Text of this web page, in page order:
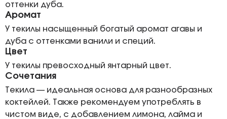
оттенки дуба.
Аромат
У текилы насыщенный богатый аромат агавы и
дуба с оттенками ванили и специй.
Цвет
У текилы превосходный янтарный цвет.
Сочетания
Текила — идеальная основа для разнообразных
коктейлей. Также рекомендуем употреблять в
чистом виде, с добавлением лимона, лайма и